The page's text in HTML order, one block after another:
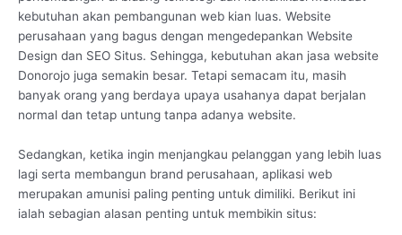
kebutuhan akan pembangunan web kian luas. Website
perusahaan yang bagus dengan mengedepankan Website
Design dan SEO Situs. Sehingga, kebutuhan akan jasa website
Donorojo juga semakin besar. Tetapi semacam itu, masih
banyak orang yang berdaya upaya usahanya dapat berjalan
normal dan tetap untung tanpa adanya website.
Sedangkan, ketika ingin menjangkau pelanggan yang lebih luas
lagi serta membangun brand perusahaan, aplikasi web
merupakan amunisi paling penting untuk dimiliki. Berikut ini
ialah sebagian alasan penting untuk membikin situs: